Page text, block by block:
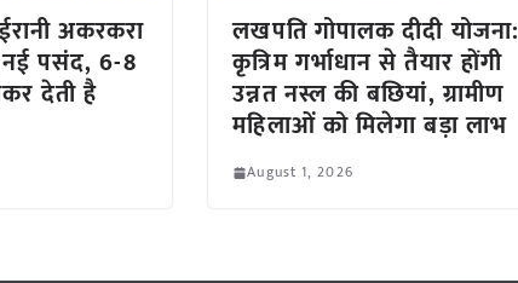
अकरकरा
नई पसंद, 6-8
देती है
लखपति गोपालक दीदी योजना:
कृत्रिम गर्भाधान से तैयार होंगी
उन्नत नस्ल की बछियां, ग्रामीण
महिलाओं को मिलेगा बड़ा लाभ
August 1, 2026